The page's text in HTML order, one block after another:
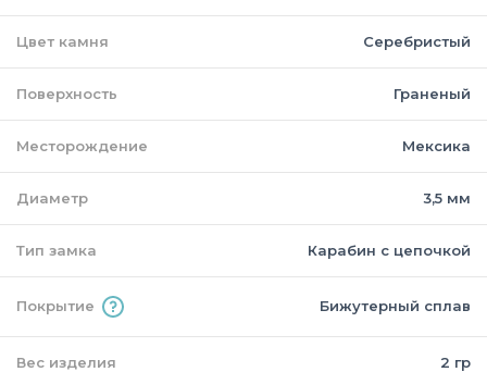
Цвет камня Серебристый
Поверхность Граненый
Месторождение Мексика
Диаметр 3,5 мм
Тип замка Карабин с цепочкой
Покрытие Бижутерный сплав
Вес изделия 2 гр